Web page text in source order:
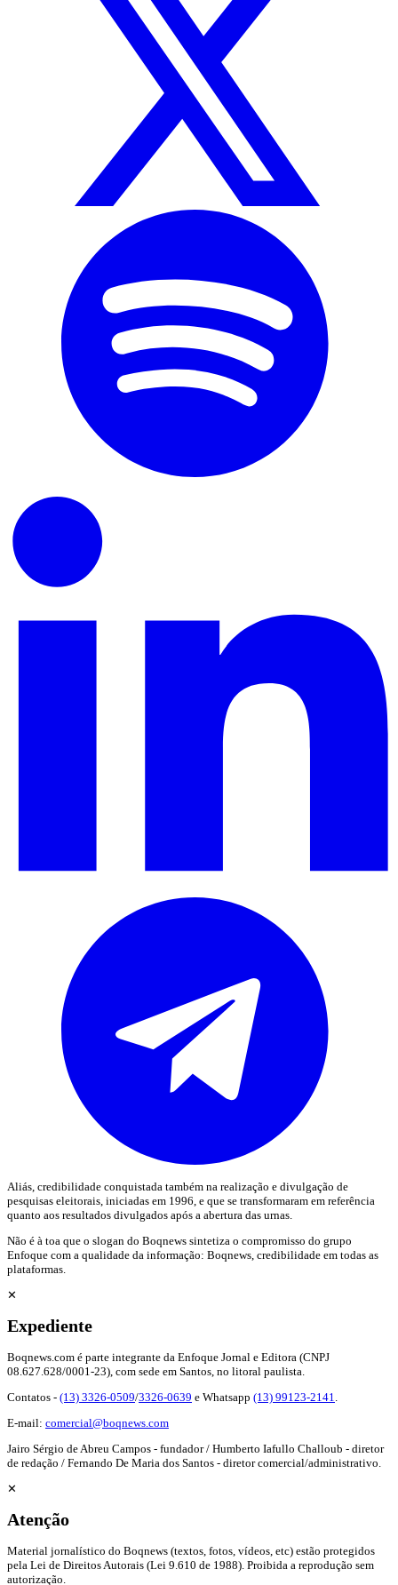
Aliás, credibilidade conquistada também na realização e divulgação de
pesquisas eleitorais, iniciadas em 1996, e que se transformaram em referência
quanto aos resultados divulgados após a abertura das urnas.
Não é à toa que o slogan do Boqnews sintetiza o compromisso do grupo
Enfoque com a qualidade da informação: Boqnews, credibilidade em todas as
plataformas.
✕
Expediente
Boqnews.com é parte integrante da Enfoque Jornal e Editora (CNPJ
08.627.628/0001-23), com sede em Santos, no litoral paulista.
Contatos - (13) 3326-0509/3326-0639 e Whatsapp (13) 99123-2141
E-mail: comercial@boqnews.com
Jairo Sérgio de Abreu Campos - fundador / Humberto Iafullo Challoub - diretor
de redação / Fernando De Maria dos Santos - diretor comercial/administrativo.
✕
Atenção
Material jornalístico do Boqnews (textos, fotos, vídeos, etc) estão protegidos
pela Lei de Direitos Autorais (Lei 9.610 de 1988). Proibida a reprodução sem
autorização.